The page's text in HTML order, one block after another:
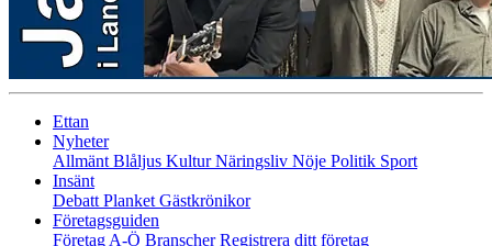
Ettan
Nyheter
Allmänt Blåljus KulturNäringsliv Nöje Politik Sport
Insänt
Debatt Planket Gästkrönikor
Företagsguiden
Företag A-Ö BranscherRegistrera ditt företag